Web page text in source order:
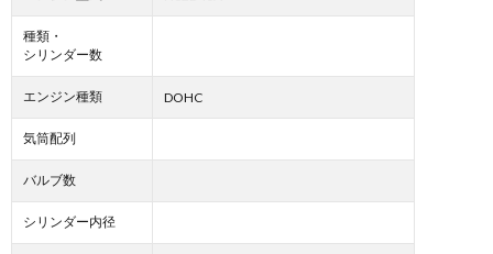
種類・
シリンダー数
エンジン種類 DOHC
気筒配列
バルブ数
シリンダー内径